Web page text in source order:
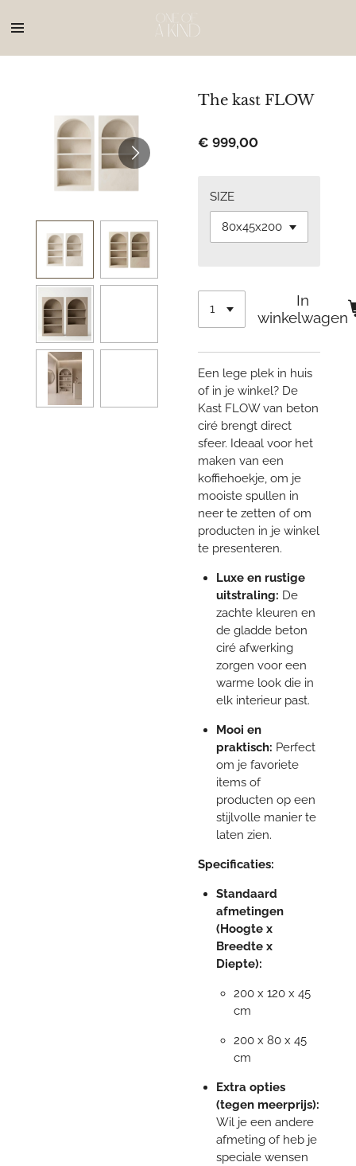
direct
The kast FLOW
€ 999,00
SIZE
In
winkelwagen
Een lege plek in huis
of in je winkel? De
Kast FLOW van beton
ciré brengt direct
sfeer. Ideaal voor het
maken van een
koffiehoekje, om je
mooiste spullen in
neer te zetten of om
producten in je winkel
te presenteren.
Luxe en rustige
uitstraling: De
zachte kleuren en
de gladde beton
ciré afwerking
zorgen voor een
warme look die in
elk interieur past.
Mooi en
praktisch: Perfect
om je favoriete
items of
producten op een
stijlvolle manier te
laten zien.
Specificaties:
Standaard
afmetingen
(Hoogte x
Breedte x
Diepte):
200 x 120 x 45
cm
200 x 80 x 45
cm
Extra opties
(tegen meerprijs):
Wil je een andere
afmeting of heb je
speciale wensen